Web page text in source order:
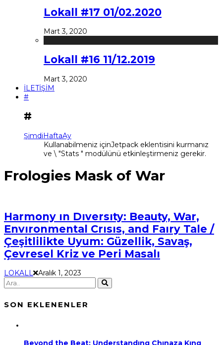
Lokall #17 01/02.2020
Mart 3, 2020
Lokall #16 11/12.2019
Mart 3, 2020
İLETİŞİM
#
#
ŞimdiHaftaAy
Kullanabilmeniz içinJetpack eklentisini kurmanız
ve \ "Stats " modülünü etkinleştirmeniz gerekir.
Frologies Mask of War
Harmony ın Dıversıty: Beauty, War,
Envıronmental Crısıs, and Faıry Tale /
Çeşitlilikte Uyum: Güzellik, Savaş,
Çevresel Kriz ve Peri Masalı
LOKALL Aralık 1, 2023
SON EKLENENLER
Beyond the Beat: Understandıng Chınaza Kıng